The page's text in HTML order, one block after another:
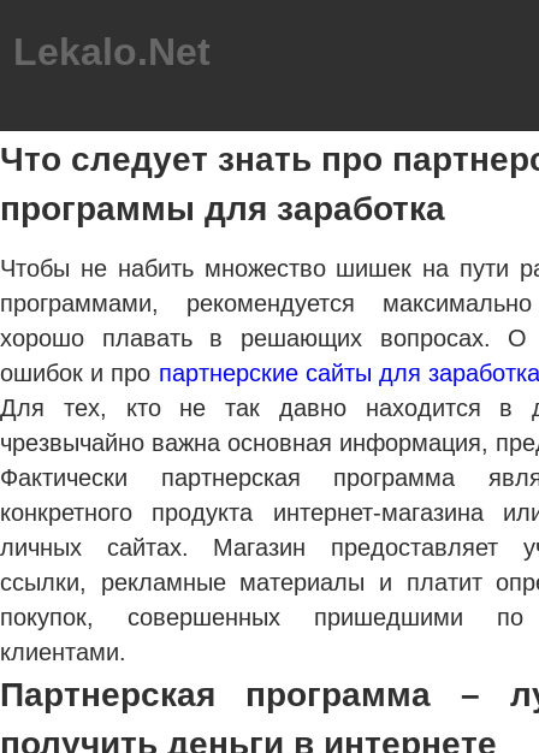
Lekalo.Net
Что следует знать про
программы для заработка
Чтобы не набить множество шишек на пути
программами, рекомендуется
хорошо плавать в решающих вопросах. О
ошибок и про партнерские сайты для
Для тех, кто не так давно находится в
чрезвычайно важна основная информация,
Фактически партнерская программа
конкретного продукта интернет-магазина
личных сайтах. Магазин предоставляет
ссылки, рекламные материалы и платит
покупок, совершенных пришедшими по
клиентами.
Партнерская программа –
получить деньги в интернете